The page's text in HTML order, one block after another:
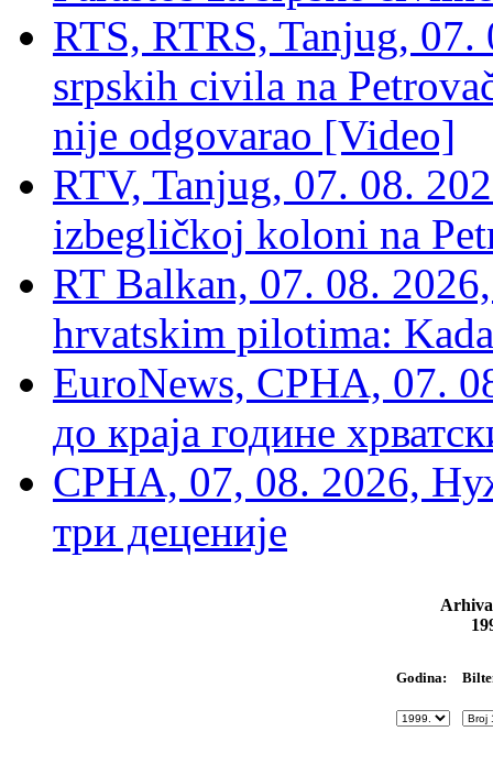
RTS, RTRS, Tanjug,
srpskih civila na
nije odgovarao [Video]
RTV, Tanjug, 07. 08.
izbegličkoj koloni na
RT Balkan, 07. 08.
hrvatskim pilotima:
EuroNews, СРНА, 07.
до краја године
СРНА, 07, 08. 2026,
три деценије
Godina: